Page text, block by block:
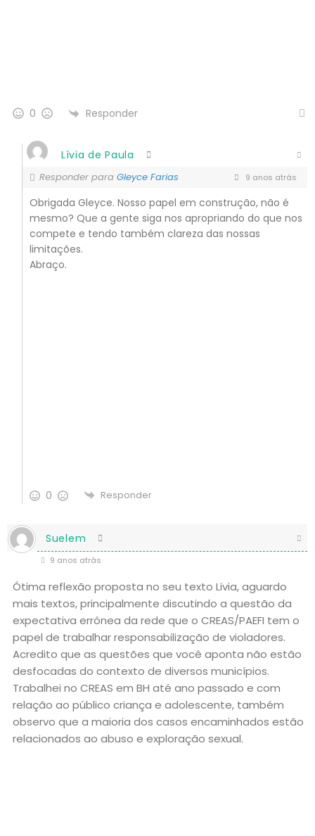
0 Responder
Lívia de Paula
Responder para Gleyce Farias 9 anos atrás
Obrigada Gleyce. Nosso papel em construção, não é
mesmo? Que a gente siga nos apropriando do que nos
compete e tendo também clareza das nossas
limitações.
Abraço.
0 Responder
Suelem
9 anos atrás
Ótima reflexão proposta no seu texto Livia, aguardo
mais textos, principalmente discutindo a questão da
expectativa errônea da rede que o CREAS/PAEFI tem o
papel de trabalhar responsabilização de violadores.
Acredito que as questões que você aponta não estão
desfocadas do contexto de diversos municípios.
Trabalhei no CREAS em BH até ano passado e com
relação ao público criança e adolescente, também
observo que a maioria dos casos encaminhados estão
relacionados ao abuso e exploração sexual.